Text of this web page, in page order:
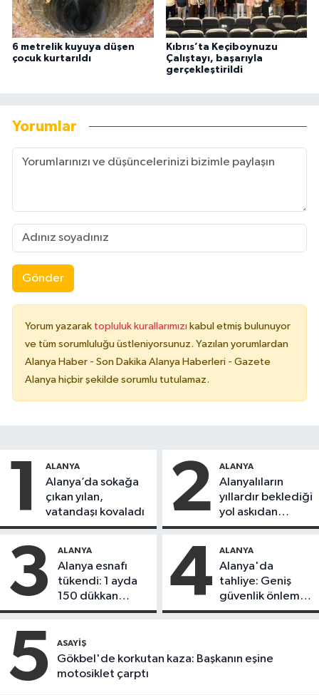
6 metrelik kuyuya düşen
çocuk kurtarıldı
Kıbrıs’ta Keçiboynuzu
Çalıştayı, başarıyla
gerçekleştirildi
Yorumlar
Gönder
Yorum yazarak topluluk kurallarımızı kabul etmiş bulunuyor
ve tüm sorumluluğu üstleniyorsunuz. Yazılan yorumlardan
Alanya Haber - Son Dakika Alanya Haberleri - Gazete
Alanya hiçbir şekilde sorumlu tutulamaz.
1 ALANYA
Alanya’da sokağa
çıkan yılan,
vatandaşı kovaladı
2 ALANYA
Alanyalıların
yıllardır beklediği
yol askıdan
döndü
3 ALANYA
Alanya esnafı
tükendi: 1 ayda
150 dükkan
kapandı
4 ALANYA
Alanya'da
tahliye: Geniş
güvenlik önlemi
alındı
5 ASAYIŞ
Gökbel'de korkutan kaza: Başkanın eşine
motosiklet çarptı